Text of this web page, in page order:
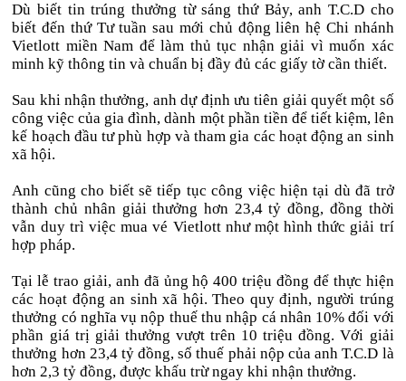
Dù biết tin trúng thưởng từ sáng thứ Bảy, anh T.C.D cho
biết đến thứ Tư tuần sau mới chủ động liên hệ Chi nhánh
Vietlott miền Nam để làm thủ tục nhận giải vì muốn xác
minh kỹ thông tin và chuẩn bị đầy đủ các giấy tờ cần thiết.
Sau khi nhận thưởng, anh dự định ưu tiên giải quyết một số
công việc của gia đình, dành một phần tiền để tiết kiệm, lên
kế hoạch đầu tư phù hợp và tham gia các hoạt động an sinh
xã hội.
Anh cũng cho biết sẽ tiếp tục công việc hiện tại dù đã trở
thành chủ nhân giải thưởng hơn 23,4 tỷ đồng, đồng thời
vẫn duy trì việc mua vé Vietlott như một hình thức giải trí
hợp pháp.
Tại lễ trao giải, anh đã ủng hộ 400 triệu đồng để thực hiện
các hoạt động an sinh xã hội. Theo quy định, người trúng
thưởng có nghĩa vụ nộp thuế thu nhập cá nhân 10% đối với
phần giá trị giải thưởng vượt trên 10 triệu đồng. Với giải
thưởng hơn 23,4 tỷ đồng, số thuế phải nộp của anh T.C.D là
hơn 2,3 tỷ đồng, được khấu trừ ngay khi nhận thưởng.